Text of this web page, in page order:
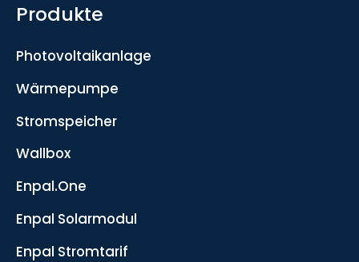
Produkte
Photovoltaikanlage
Wärmepumpe
Stromspeicher
Wallbox
Enpal.One
Enpal Solarmodul
Enpal Stromtarif